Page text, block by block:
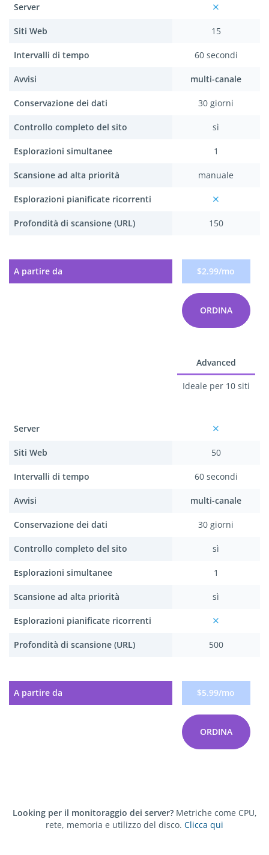
Server
Siti Web
Intervalli di tempo
Avvisi
Conservazione dei dati
Controllo completo del sito
Esplorazioni simultanee
Scansione ad alta priorità
Esplorazioni pianificate ricorrenti
Profondità di scansione (URL)
A partire da
15
60 secondi
multi-canale
30 giorni
sì
1
manuale
150
$2.99/mo
ORDINA
Server
Siti Web
Intervalli di tempo
Avvisi
Conservazione dei dati
Controllo completo del sito
Esplorazioni simultanee
Scansione ad alta priorità
Esplorazioni pianificate ricorrenti
Profondità di scansione (URL)
A partire da
Advanced
Ideale per 10 siti
50
60 secondi
multi-canale
30 giorni
sì
1
sì
500
$5.99/mo
ORDINA
Looking per il monitoraggio dei server?Metriche come CPU,
rete, memoria e utilizzo del disco. Clicca qui